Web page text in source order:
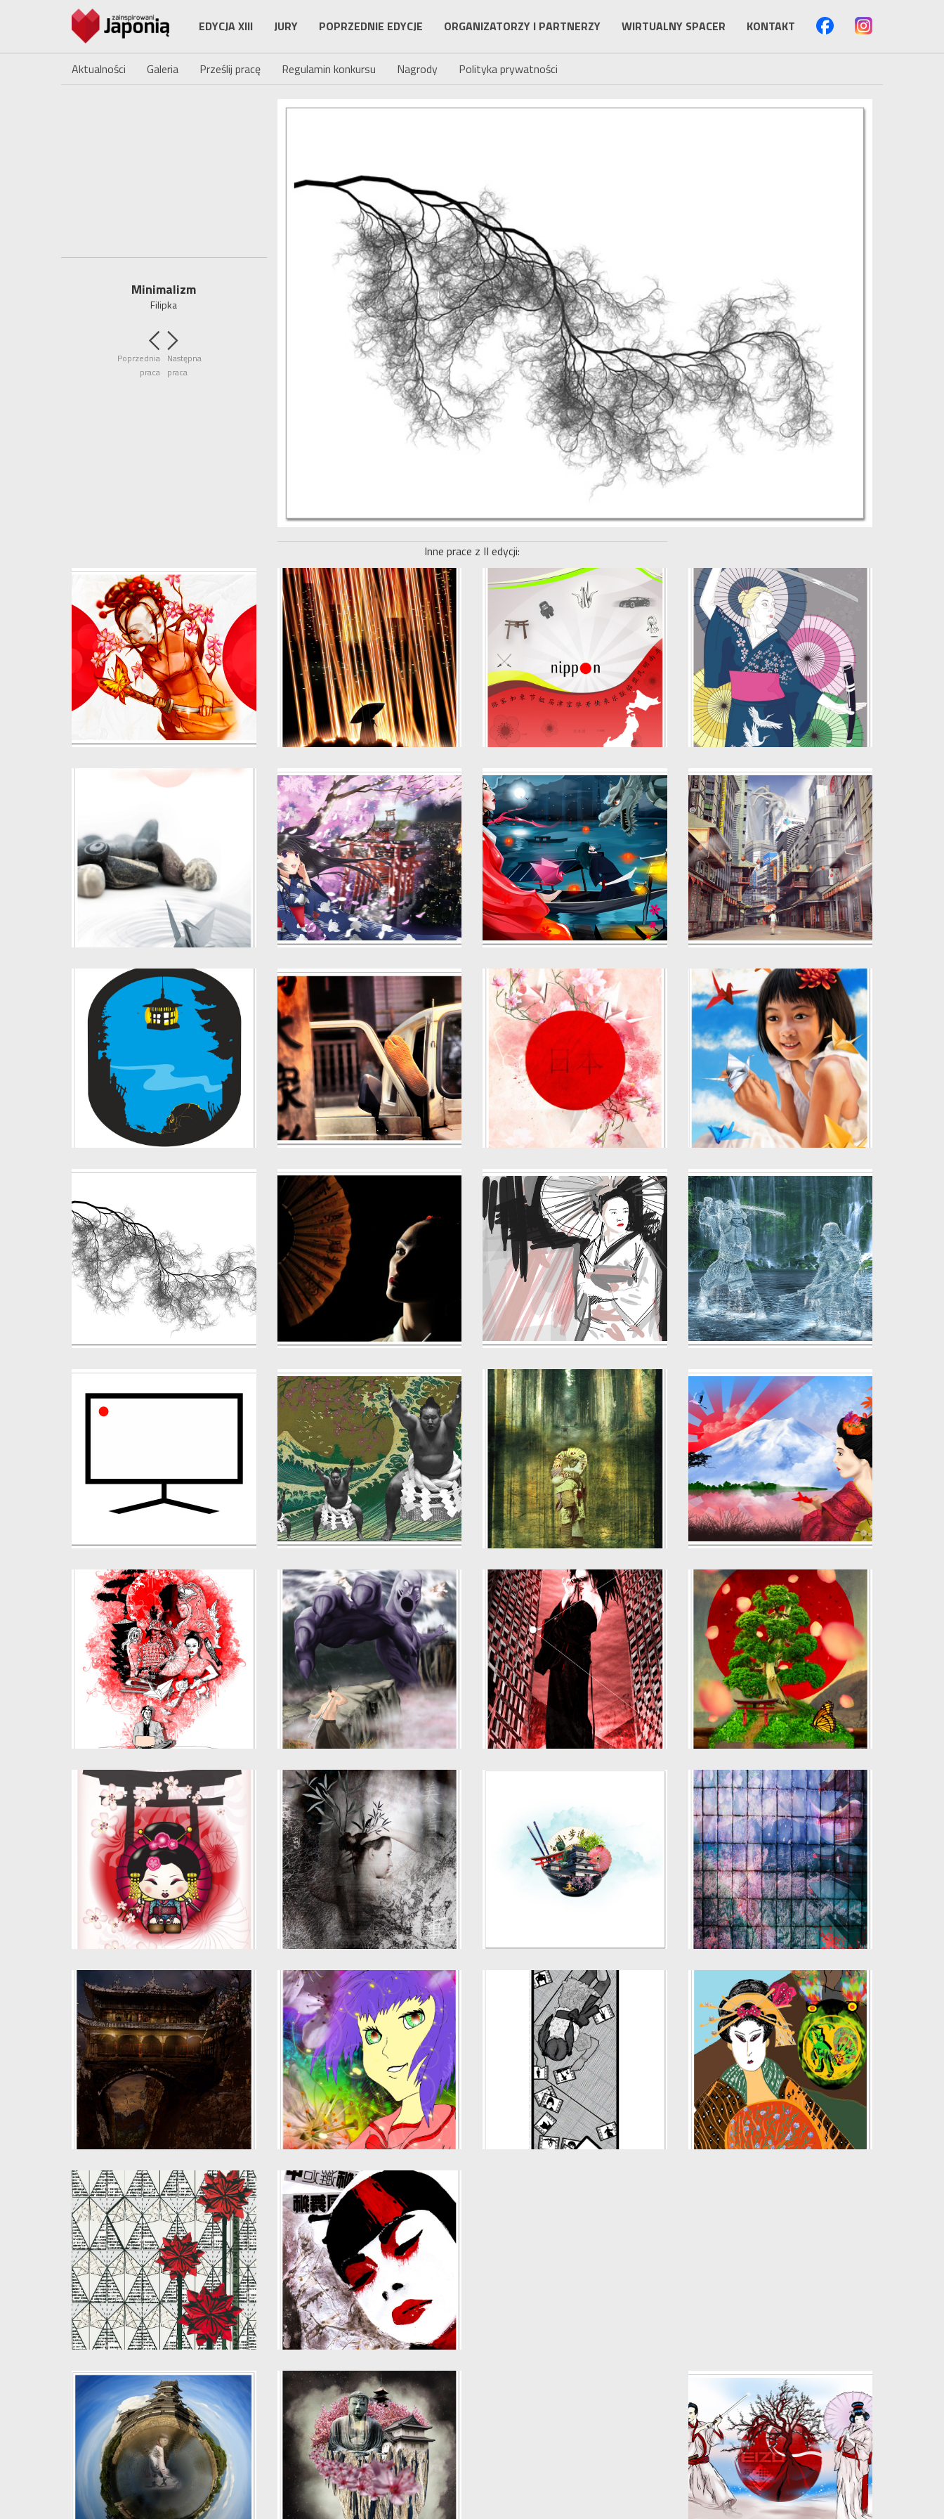
EDYCJA XIII JURY POPRZEDNIE EDYCJE ORGANIZATORZY I PARTNERZY WIRTUALNY SPACER KONTAKT
Aktualności Galeria Prześlij pracę Regulamin konkursu Nagrody Polityka prywatności
Minimalizm
Filipka
Poprzednia
praca
Następna
praca
Inne prace z II edycji: